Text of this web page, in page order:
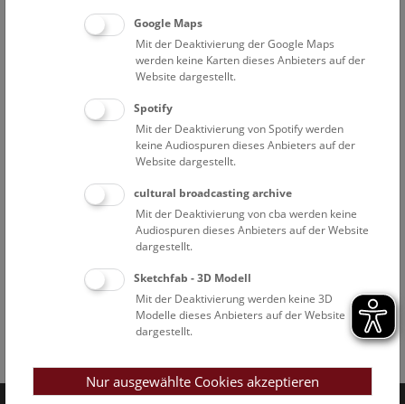
Google Maps
Mit der Deaktivierung der Google Maps
werden keine Karten dieses Anbieters auf der
Website dargestellt.
Spotify
Mit der Deaktivierung von Spotify werden
keine Audiospuren dieses Anbieters auf der
Website dargestellt.
cultural broadcasting archive
Mit der Deaktivierung von cba werden keine
Audiospuren dieses Anbieters auf der Website
dargestellt.
Sketchfab - 3D Modell
Mit der Deaktivierung werden keine 3D
Modelle dieses Anbieters auf der Website
dargestellt.
Nur ausgewählte Cookies akzeptieren